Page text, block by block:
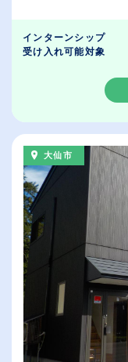
インターンシップ
受け入れ可能対象
大仙市